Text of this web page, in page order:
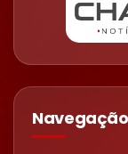
Navegação